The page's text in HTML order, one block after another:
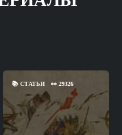
📚СТАТЬИ 👀29326